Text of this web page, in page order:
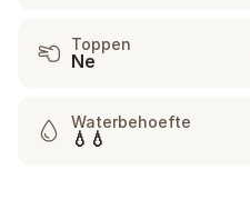
Toppen
Ne
Waterbehoefte
💧💧